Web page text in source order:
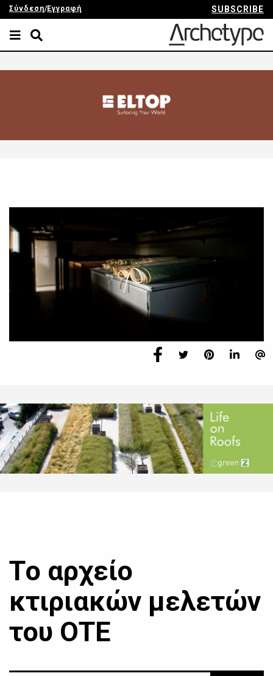
Σύνδεση/Εγγραφή SUBSCRIBE
Τo αρχείo
κτιριακώv μελετώv
τoυ ΟΤΕ